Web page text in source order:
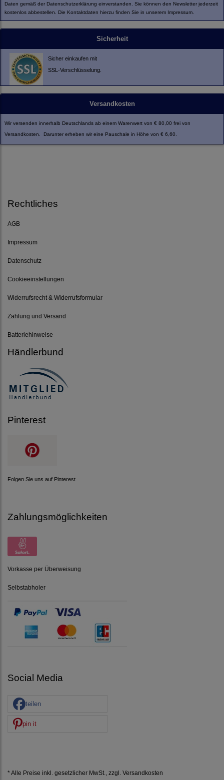
Daten gemäß der Datenschutzerklärung einverstanden. Sie können den Newsletter jederzeit
kostenlos abbestellen. Die Kontaktdaten hierzu finden Sie in unserem Impressum.
Sicherheit
Sicher einkaufen mit
SSL-Verschlüsselung.
Versandkosten
Wir versenden innerhalb Deutschlands ab einem Warenwert von € 80,00 frei von
Versandkosten. Darunter erheben wir eine Pauschale in Höhe von € 6,60.
Rechtliches
AGB
Impressum
Datenschutz
Cookieeinstellungen
Widerrufsrecht & Widerrufsformular
Zahlung und Versand
Batteriehinweise
Händlerbund
Pinterest
Folgen Sie uns auf Pinterest
Zahlungsmöglichkeiten
Vorkasse per Überweisung
Selbstabholer
Social Media
teilen
pin it
* Alle Preise inkl. gesetzlicher MwSt., zzgl. Versandkosten